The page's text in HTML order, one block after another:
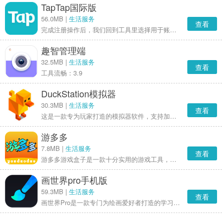
TapTap国际版
56.0MB | 生活服务
完成注册操作后，我们回到工具里选择用于账号验证的区服，待加速完成就能进入账号验证流程。第一步选择通过网页版QQ邮箱登录，登录后在收件箱中找到Tap发送的邮件，打开邮件并点击“confirm your account”来确认账户；此时网页可能会弹出安全风险提示，直接选择继续访问即可。当页面显示【准备完成】的提示时，就说明账号验证成功了，接下来便可以用这个账号登录游戏。
查看
趣智管理端
32.5MB | 生活服务
工具流畅：3.9
查看
DuckStation模拟器
30.3MB | 生活服务
这是一款专为玩家打造的模拟器软件，支持加载各类游戏资源。用户还可以自行调节游戏分辨率、mass抗锯齿、bios文件等设置，以获得更出色的游戏画质和体验。此外，它还具备强大的游戏存档功能，全方位满足玩家对模拟器的使用需求。
查看
游多多
7.8MB | 生活服务
游多多游戏盒子是一款十分实用的游戏工具，不仅提供了海量的游戏资源和丰富多样的游戏类型，还构建了一个可供玩家互动分享的平台，感兴趣的朋友们不妨来亲身体验一番。
查看
画世界pro手机版
59.3MB | 生活服务
画世界Pro是一款专门为绘画爱好者打造的学习应用。不管你是刚接触绘画的新手，还是已经有一定基础的画手，它都能满足你的学习需求。这里汇聚了来自全球的优质绘画教程，包含素描、水彩、油画、国画等多种绘画类型，让你不用出门就能系统地学习绘画知识。它的课程安排科学合理，从基础入门到高阶技法提升，一步一步进阶，适合不同水平的学习者。
查看